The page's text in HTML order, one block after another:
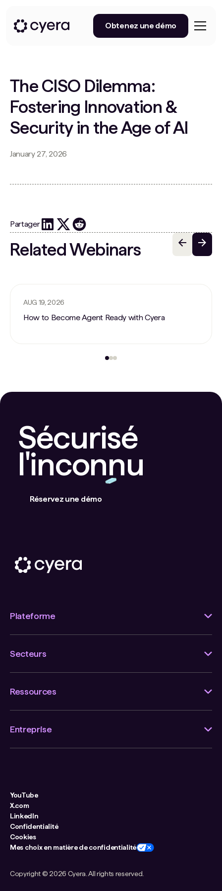
Obtenez une démo
The CISO Dilemma:
Fostering Innovation &
Security in the Age of AI
January 27, 2026
Partager
Related Webinars
AUG 19, 2026
How to Become Agent Ready with Cyera
Sécurisé
l'inconnu
Réservez une démo
Plateforme
Secteurs
Ressources
Entreprise
Copyright © 2026 Cyera. All rights reserved.
YouTube
X.com
LinkedIn
Confidentialité
Cookies
Mes choix en matière de confidentialité